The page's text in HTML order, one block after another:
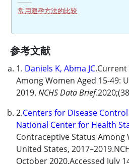
常用避孕方法的比较
参考文献
1. Daniels K, Abma JC
Among Women Aged 15-49:
2019. NCHS Data Brief
2.Centers for Disease
National Center for Health
Contraceptive Status Among
United States,
October 2020.Accessed July